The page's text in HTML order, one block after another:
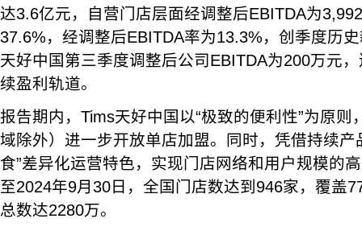
达3.6亿元，自营门店层面经调整后EBITDA为
37.6%，经调整后EBITDA率为13.3%，创季度历
天好中国第三季度调整后公司EBITDA为200万元
续盈利轨道。
报告期内，Tims天好中国以“极致的便利性”为原则
域除外）进一步开放单店加盟。同时，凭借持续产
食”差异化运营特色，实现门店网络和用户规模的
至2024年9月30日，全国门店数达到946家，覆盖
总数达2280万。